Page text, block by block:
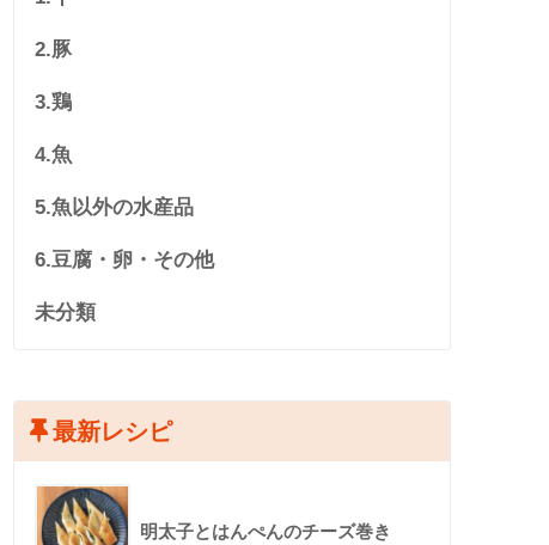
2.豚
3.鶏
4.魚
5.魚以外の水産品
6.豆腐・卵・その他
未分類
最新レシピ
明太子とはんぺんのチーズ巻き